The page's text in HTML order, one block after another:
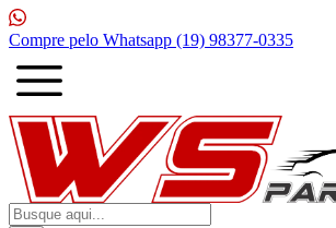
1ª Compra com10% de desconto